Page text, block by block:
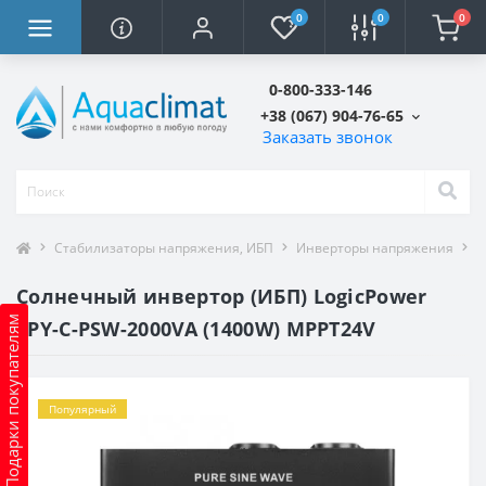
0 0 0
0-800-333-146
+38 (067) 904-76-65
Заказать звонок
Подарки покупателям
Стабилизаторы напряжения, ИБП Инверторы напряжения
Солнечный инвертор (ИБП) LogicPower
LPY-C-PSW-2000VA (1400W) MPPT24V
Популярный